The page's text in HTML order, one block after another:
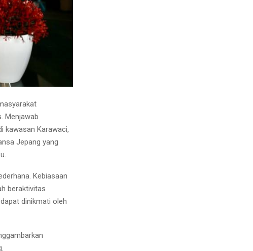
Menjawab
kawasan Karawaci,
Jepang yang
Kebiasaan
beraktivitas
dinikmati oleh